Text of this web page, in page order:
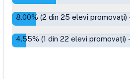
8.00% (2 din 25 elevi promovați)
4.55% (1 din 22 elevi promovați) -